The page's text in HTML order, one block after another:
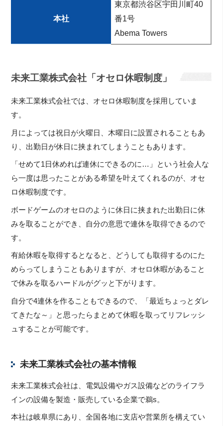
本社
東京都渋谷区宇田川町40
番1号
Abema Towers
未来工業株式会社「オセロ休暇制度」
未来工業株式会社では、オセロ休暇制度を採用していま
す。
月によっては祝日が火曜日、木曜日に設置されることもあ
り、出勤日が休日に挟まれてしまうこともあります。
「せめて1日休めれば連休にできるのに…」という社会人な
ら一度は思ったことがある希望を叶えてくれるのが、オセ
ロ休暇制度です。
ボードゲームのオセロのように休日に挟まれた出勤日に休
みを取ることができ、自分の意思で連休を取得できるので
す。
有給休暇を取得するとなると、どうしても取得するのにた
めらってしまうこともありますが、オセロ休暇があること
で休みを取るハードルがグッと下がります。
自分で4連休を作ることもできるので、「最近ちょっとダレ
てきたな～」と思ったらまとめて休暇を取ってリフレッシ
ュすることが可能です。
未来工業株式会社の基本情報
未来工業株式会社は、電気設備やガス設備などのライフラ
インの設備を製造・販売している企業で鵜s。
本社は岐阜県にあり、全国各地に支店や営業所を構えてい